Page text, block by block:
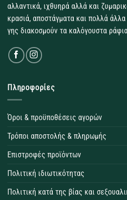
αλλαντικά, ιχθυηρά αλλά και
κρασιά, αποστάγματα και πολλά
γης διακοσμούν τα καλόγουστα
Πληροφορίες
Όροι & προϋποθέσεις αγορών
Τρόποι αποστολής & πληρωμής
Επιστροφές προϊόντων
Πολιτική ιδιωτικότητας
Πολιτική κατά της βίας και